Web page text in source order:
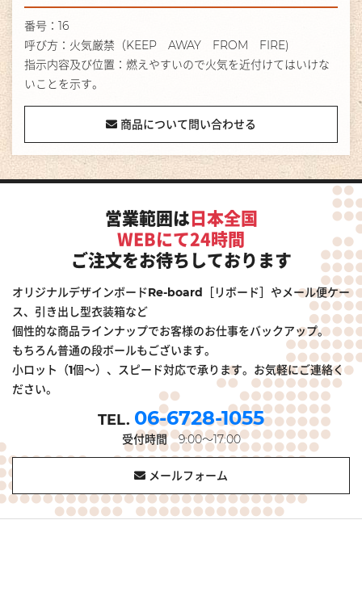
番号：16
呼び方：火気厳禁（KEEP AWAY FROM FIRE)
指示内容及び位置：燃えやすいので火気を近付けてはいけな
いことを示す。
商品について問い合わせる
営業範囲は日本全国
WEBにて24時間
ご注文をお待ちしております
オリジナルデザインボードRe-board［リボード］やメール便ケー
ス、引き出し型衣装箱など
個性的な商品ラインナップでお客様のお仕事をバックアップ。
もちろん普通の段ボールもございます。
小ロット（1個～）、スピード対応で承ります。お気軽にご連絡く
ださい。
06-6728-1055
受付時間9:00～17:00
メールフォーム